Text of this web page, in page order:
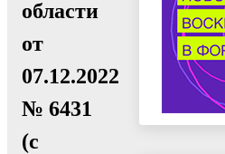
области
от
07.12.2022
№ 6431
(с